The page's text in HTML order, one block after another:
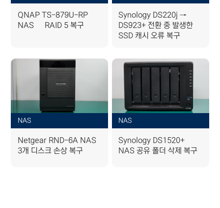
QNAP TS-879U-RP
NAS – RAID 5 복구
Synology DS220j →
DS923+ 전환 중 발생한
SSD 캐시 오류 복구
NAS
Netgear RND-6A NAS
3개 디스크 손상 복구
NAS
Synology DS1520+
NAS 공유 폴더 삭제 복구